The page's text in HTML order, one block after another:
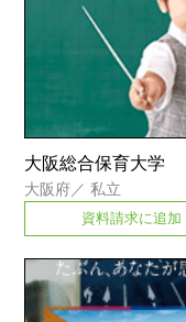
大阪総合保育大学
大阪府／私立
資料請求に追加